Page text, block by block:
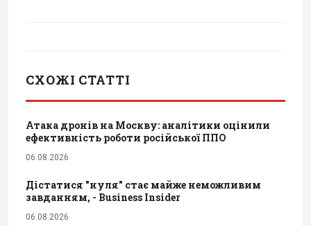
СХОЖІ СТАТТІ
Атака дронів на Москву: аналітики оцінили
ефективність роботи російської ППО
06.08.2026
Дістатися "нуля" стає майже неможливим
завданням, - Business Insider
06.08.2026